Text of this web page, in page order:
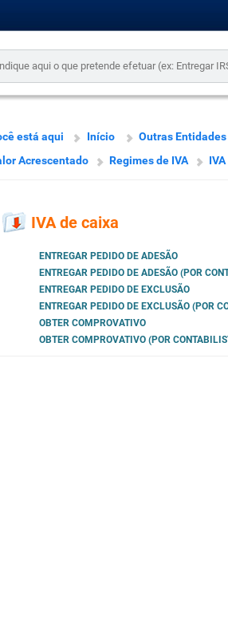
está aqui Início Outras Entidades
Acrescentado
Regimes de IVA
IVA de caixa
ENTREGAR PEDIDO DE ADESÃO
ENTREGAR PEDIDO DE ADESÃO (POR
ENTREGAR PEDIDO DE EXCLUSÃO
ENTREGAR PEDIDO DE EXCLUSÃO (POR
OBTER COMPROVATIVO
OBTER COMPROVATIVO (POR